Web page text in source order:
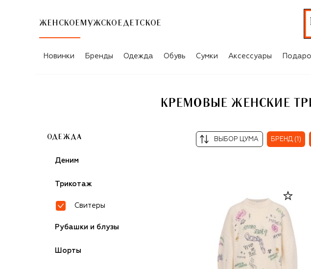
ЖЕНСКОЕ МУЖСКОЕ ДЕТСКОЕ
КРЕМОВЫЕ ЖЕНСКИЕ ТРИКОТАЖНЫЕ СВИТЕРЫ MOTHER
Новинки Бренды Одежда Обувь Сумки Аксессуары
КРЕМОВЫЕ ЖЕНСКИЕ
ОДЕЖДА
Деним
Трикотаж
Свитеры
Рубашки и блузы
Шорты
ВЫБОР ЦУМА БРЕНД (1)